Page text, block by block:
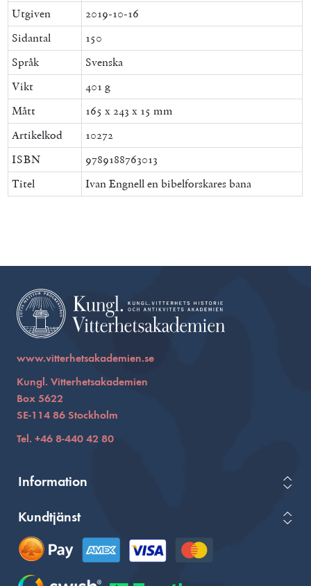
Utgiven
2019-10-16
Sidantal
150
Språk
Svenska
Vikt
401 g
Mått
165 x 243 x 15 mm
Artikelkod
10272
ISBN
9789188763013
Titel
Ivan Engnell en bibelforskares bana
www.vitterhetsakademien.se
Kungl. Vitterhetsakademien
Box 5622
SE-114 86 Stockholm
Tel. +46 8-440 42 80
Information
Kundtjänst